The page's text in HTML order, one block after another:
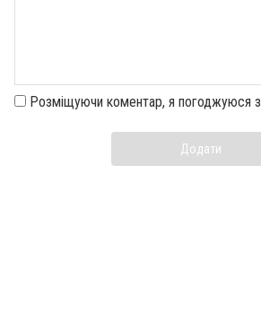
Розміщуючи коментар, я погоджуюся з
Додати